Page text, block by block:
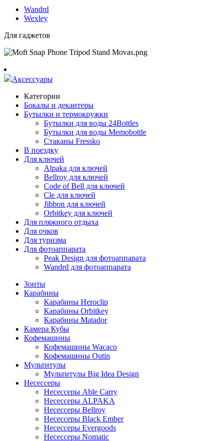
Wandrd
Wexley
Для гаджетов
Аксессуары
Категории
Бокалы и декантеры
Бутылки и термокружки
Бутылки для воды 24Bottles
Бутылки для воды Memobottle
Стаканы Fressko
В поездку
Для ключей
Alpaka для ключей
Bellroy для ключей
Code of Bell для ключей
Cle для ключей
Jibbon для ключей
Orbitkey для ключей
Для пляжного отдыха
Для очков
Для туризма
Для фотоаппарата
Peak Design для фотоаппарата
Wandrd для фотоаппарата
Зонты
Карабины
Карабины Heroclip
Карабины Orbitkey
Карабины Matador
Камера Кубы
Кофемашины
Кофемашины Wacaco
Кофемашины Outin
Мультитулы
Мультитулы Big Idea Design
Несессеры
Несессеры Able Carry
Несессеры ALPAKA
Несессеры Bellroy
Несессеры Black Ember
Несессеры Evergoods
Несессеры Nomatic